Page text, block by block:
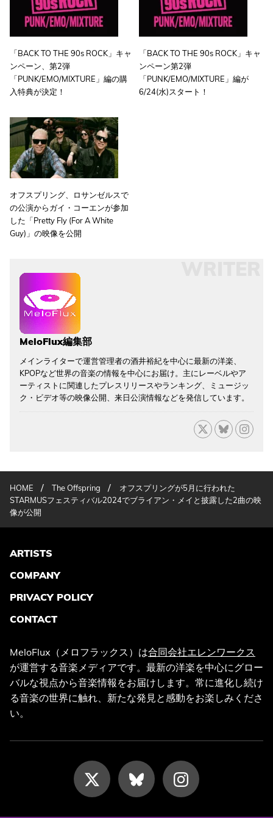
「BACK TO THE 90s ROCK」キャ
ンペーン、第2弾
「PUNK/EMO/MIXTURE」編の購
入特典が決定！
「BACK TO THE 90s ROCK」キャ
ンペーン第2弾
「PUNK/EMO/MIXTURE」編が
6/24(水)スタート！
オフスプリング、ロサンゼルスで
の公演からガイ・コーエンが参加
した「Pretty Fly (For A White
Guy)」の映像を公開
MeloFlux編集部
メインライターで運営管理者の酒井裕紀を中心に最新の洋楽、
KPOPなど世界の音楽の情報を中心にお届け。主にレーベルやア
ーティストに関連したプレスリリースやランキング、ミュージッ
ク・ビデオ等の映像公開、来日公演情報などを発信しています。
HOME / The Offspring /
オフスプリングが5月に行われた
STARMUSフェスティバル2024でブライアン・メイと披露した2曲の映
像が公開
ARTISTS
COMPANY
PRIVACY POLICY
CONTACT
MeloFlux（メロフラックス）は合同会社エレンワークス
が運営する音楽メディアです。最新の洋楽を中心にグロー
バルな視点から音楽情報をお届けします。常に進化し続け
る音楽の世界に触れ、新たな発見と感動をお楽しみくださ
い。